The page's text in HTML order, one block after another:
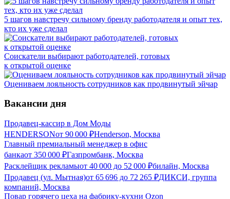
5 шагов навстречу сильному бренду работодателя и опыт тех,
кто их уже сделал
Соискатели выбирают работодателей, готовых
к открытой оценке
Оцениваем лояльность сотрудников как продвинутый эйчар
Вакансии дня
Продавец-кассир в Дом Моды
HENDERSONот 90 000 ₽Henderson, Москва
Главный премиальный менеджер в офис
банкаот 350 000 ₽Газпромбанк, Москва
Расклейщик рекламыот 40 000 до 52 000 ₽билайн, Москва
Продавец (ул. Мытная)от 65 696 до 72 265 ₽ДИКСИ, группа
компаний, Москва
Повар горячего цеха на фабрику-кухни Ozon